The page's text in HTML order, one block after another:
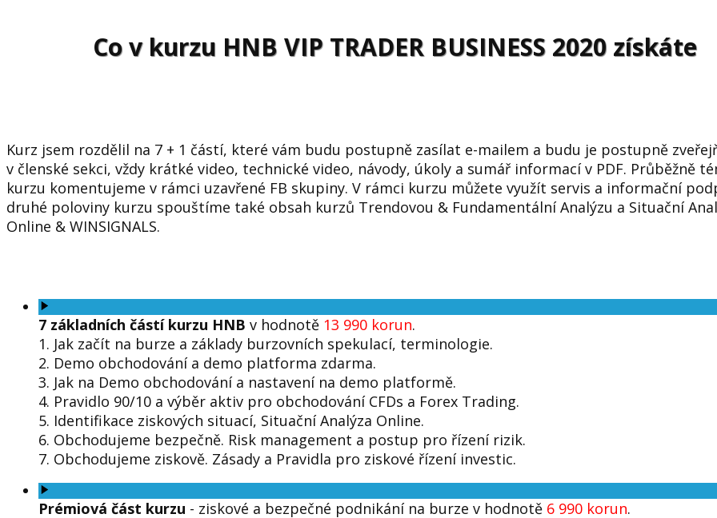
Co v kurzu HNB VIP TRADER BUSINESS 2020 získáte
Kurz jsem rozdělil na 7 + 1 částí, které vám budu postupně zasílat e-mailem a budu je postupně
v členské sekci, vždy krátké video, technické video, návody, úkoly a sumář informací v PDF. Průběžně
kurzu komentujeme v rámci uzavřené FB skupiny. V rámci kurzu můžete využít servis a informační
druhé poloviny kurzu spouštíme také obsah kurzů Trendovou & Fundamentální Analýzu a Situační
Online & WINSIGNALS.
7 základních částí kurzu HNB v hodnotě 13 990 korun.
1. Jak začít na burze a základy burzovních spekulací, terminologie.
2. Demo obchodování a demo platforma zdarma.
3. Jak na Demo obchodování a nastavení na demo platformě.
4. Pravidlo 90/10 a výběr aktiv pro obchodování CFDs a Forex Trading.
5. Identifikace ziskových situací, Situační Analýza Online.
6. Obchodujeme bezpečně. Risk management a postup pro řízení rizik.
7. Obchodujeme ziskově. Zásady a Pravidla pro ziskové řízení investic.
Prémiová část kurzu - ziskové a bezpečné podnikání na burze v hodnotě 6 990 korun.